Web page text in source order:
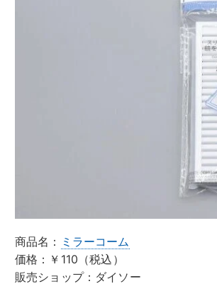
商品名： ミラーコーム
価格：￥110（税込）
販売ショップ：ダイソー